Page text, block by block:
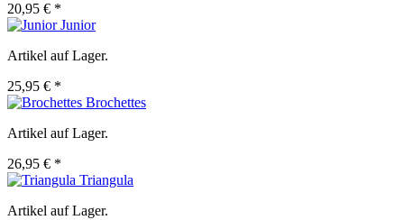
20,95 € *
Junior
Artikel auf Lager.
25,95 € *
Brochettes
Artikel auf Lager.
26,95 € *
Triangula
Artikel auf Lager.